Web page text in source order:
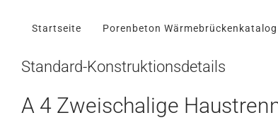
Skip
main
Startseite Porenbeton Wärmebrückenkatalog
Standard-Konstruktionsdetails
A 4 Zweischalige